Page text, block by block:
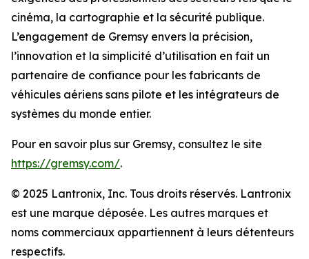
cinéma, la cartographie et la sécurité publique.
L’engagement de Gremsy envers la précision,
l’innovation et la simplicité d’utilisation en fait un
partenaire de confiance pour les fabricants de
véhicules aériens sans pilote et les intégrateurs de
systèmes du monde entier.
Pour en savoir plus sur Gremsy, consultez le site
https://gremsy.com/.
© 2025 Lantronix, Inc. Tous droits réservés. Lantronix
est une marque déposée. Les autres marques et
noms commerciaux appartiennent à leurs détenteurs
respectifs.